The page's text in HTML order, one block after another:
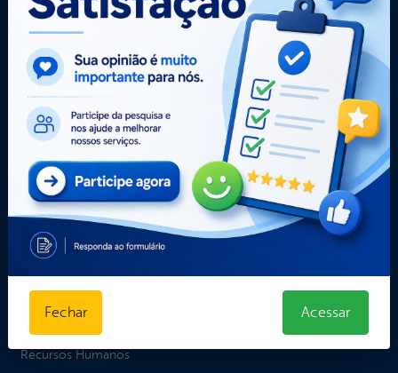
Convênios e
Transferências
Dados Abertos
Despesas
Diárias
Estrutura
Organizacional
Inicio
LGPD e Governo
Digital
Contratos
Planejamento e
Prestação de Contas
Receitas
Recursos Humanos
Ouvidoria e
Informação
Consulte sua
Solicitação
Decretos
Estatísticas
Formulários
Prazos e
autoridades
Sic Físico
Solicitar
Recurso
Solicitar um
Fechar Acessar